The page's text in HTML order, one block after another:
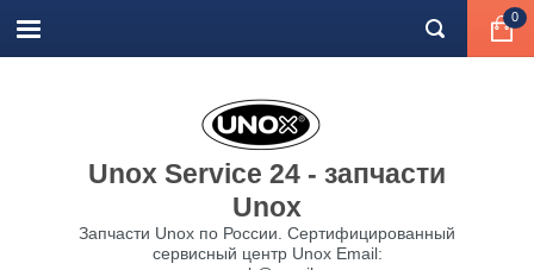
0
Unox Service 24 - запчасти
Unox
Запчасти Unox по России. Сертифицированный
сервисный центр Unox Email: